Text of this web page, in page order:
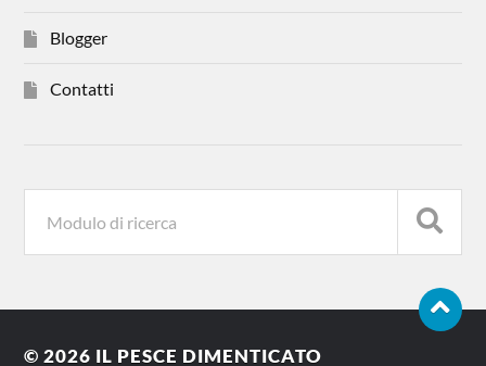
Blogger
Contatti
© 2026 IL PESCE DIMENTICATO